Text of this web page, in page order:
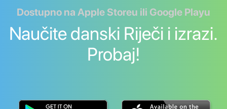
Dostupno na Apple Storeu ili Google Playu
Naučite danski Riječi i izrazi.
Probaj!